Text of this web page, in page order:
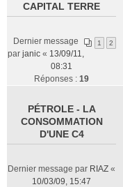
CAPITAL TERRE
1 2
Dernier message
par janic« 13/09/11,
08:31
Réponses : 19
PÉTROLE - LA
CONSOMMATION
D'UNE C4
Dernier message par RIAZ «
10/03/09, 15:47